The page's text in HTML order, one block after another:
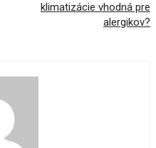
klimatizácie vhodná pre
alergikov?